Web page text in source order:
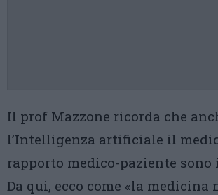
Il prof Mazzone ricorda che
l’Intelligenza artificiale il
rapporto medico-paziente
Da qui, ecco come «la